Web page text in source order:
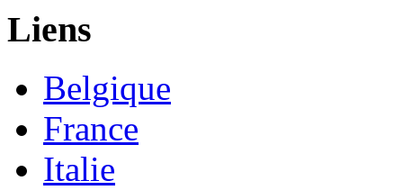
Liens
Belgique
France
Italie